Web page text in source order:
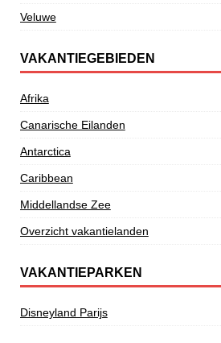
Veluwe
VAKANTIEGEBIEDEN
Afrika
Canarische Eilanden
Antarctica
Caribbean
Middellandse Zee
Overzicht vakantielanden
VAKANTIEPARKEN
Disneyland Parijs